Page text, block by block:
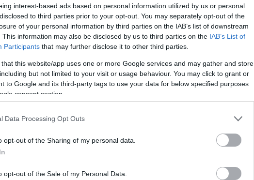
interest-based ads based on personal information utilized by us or personal
to third parties prior to your opt-out. You may separately opt-out of the
of your personal information by third parties on the IAB’s list of downstream
This information may also be disclosed by us to third parties on the IAB’s List of
Participants that may further disclose it to other third parties.
that this website/app uses one or more Google services and may gather and store
but not limited to your visit or usage behaviour. You may click to grant or
to Google and its third-party tags to use your data for below specified purposes
consent section.
Data Processing Opt Outs
opt-out of the Sharing of my personal data.
opt-out of the Sale of my Personal Data.
fiú, de ezt valószínűleg Önök sokkal jobban tudják,
gólt lő a Liverpoolnak az Old Traffordon, nagyon
be a legszívesebben, akkor egészen biztos
on is!
működését!